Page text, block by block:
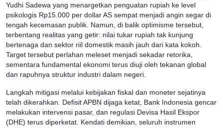
Yudhi Sadewa yang menargetkan penguatan rupiah ke level
psikologis Rp15.000 per dollar AS sempat menjadi angin segar di
tengah kecemasan publik. Namun, di balik optimisme tersebut,
terbentang realitas yang getir: nilai tukar rupiah tak kunjung
bertenaga dan sektor riil domestik masih jauh dari kata kokoh.
Target tersebut perlahan meleset menjadi sekadar retorika,
sementara fundamental ekonomi terus diuji oleh tekanan global
dan rapuhnya struktur industri dalam negeri.
Langkah mitigasi melalui kebijakan fiskal dan moneter sejatinya
telah dikerahkan. Defisit APBN dijaga ketat, Bank Indonesia gencar
melakukan intervensi pasar, dan regulasi Devisa Hasil Ekspor
(DHE) terus diperketat. Kendati demikian, seluruh instrumen